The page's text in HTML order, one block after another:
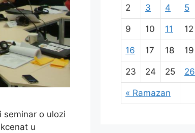
o ulozi
u
« Ramazan
2 3 4 5
9 10 11 12
16 17 18 19
23 24 25 26